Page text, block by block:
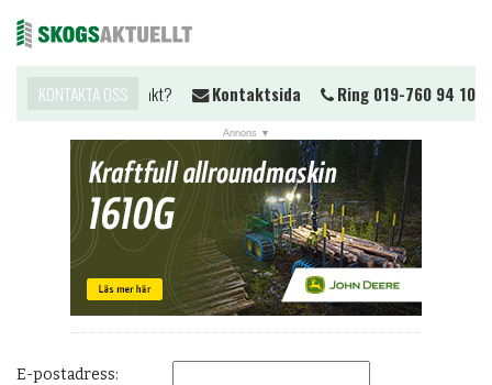
NYHETER
KALENDER
MARKNAD
PRENUMERERA
KONTAKTA OSS
Vill du komma i kontakt? Kontaktsida Ring 019-760 94 10
E-postadress: